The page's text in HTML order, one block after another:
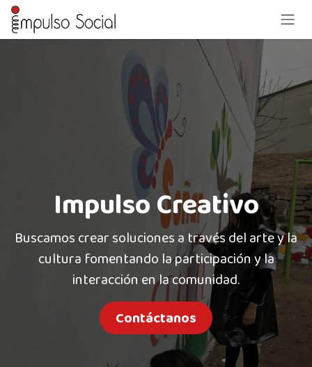
Ir al contenido
Impulso Creativo
Buscamos crear soluciones a través del arte y la
cultura fomentando la participación y la
interacción en la comunidad.
Contáctanos